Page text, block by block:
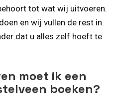
tot wat wij uitvoeren.
en wij vullen de rest in.
dat u alles zelf hoeft te
moet ik een
boeken?